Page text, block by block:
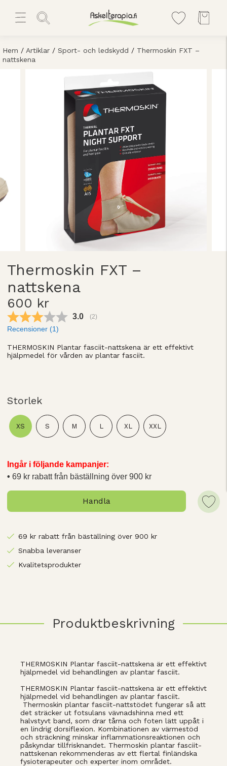
Hem / Artiklar / Sport- och ledskydd / Thermoskin FXT –
nattskena
Thermoskin FXT –
nattskena
600 kr
Snittbetyg:
3.0 (röster:
2)
Recensioner (1)
THERMOSKIN Plantar fasciit-nattskena är ett effektivt
hjälpmedel för vården av plantar fasciit.
Storlek
XS S M L XL XXL
Ingår i följande kampanjer:
69 kr rabatt från bäställning över 900 kr
Handla
69 kr rabatt från bäställning över 900 kr
Snabba leveranser
Kvalitetsprodukter
Produktbeskrivning
THERMOSKIN Plantar fasciit-nattskena är ett effektivt
hjälpmedel vid behandlingen av plantar fasciit.
THERMOSKIN Plantar fasciit-nattskena är ett effektivt
hjälpmedel vid behandlingen av plantar fasciit.
Thermoskin plantar fasciit-nattstödet fungerar så att
det sträcker ut fotsulans vävnadshinna med ett
halvstyvt band, som drar tårna och foten lätt uppåt i
en lindrig dorsiflexion. Kombinationen av värmestöd
och sträckning minskar inflammationsreaktionen och
påskyndar tillfrisknandet. Thermoskin plantar fasciit-
nattskenan rekommenderas av ett flertal finländska
fysioterapeuter och experter inom området.